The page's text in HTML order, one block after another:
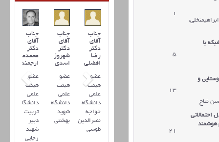
1
با
5
و
13
نتاج
احتمالاتی
هوشمند
21
جناب
آقای
دکتر
محمدعلی
ارجمند
عضو
هیئت
علمی
دانشگاه
تربیت
دبیر
شهید
رجایی
جناب
آقای
دکتر
شهروز
اسدی
عضو
هیئت
علمی
دانشگاه
شهید
بهشتی
جناب
آقای
دکتر
رضا
افضلي
عضو
هیئت
علمی
دانشگاه
خواجه
نصرالدین
طوسی